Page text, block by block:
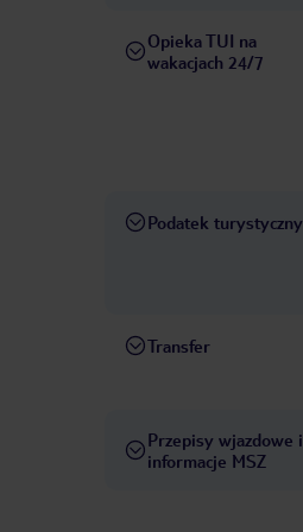
Opieka TUI na
wakacjach 24/7
Podatek turystyczny
Transfer
Przepisy wjazdowe i
informacje MSZ